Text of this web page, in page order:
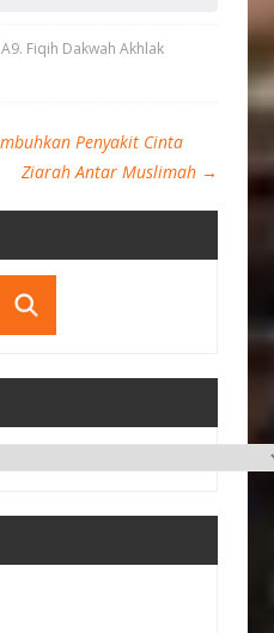
A9. Fiqih Dakwah Akhlak
Penyakit Cinta
Ziarah Antar Muslimah →